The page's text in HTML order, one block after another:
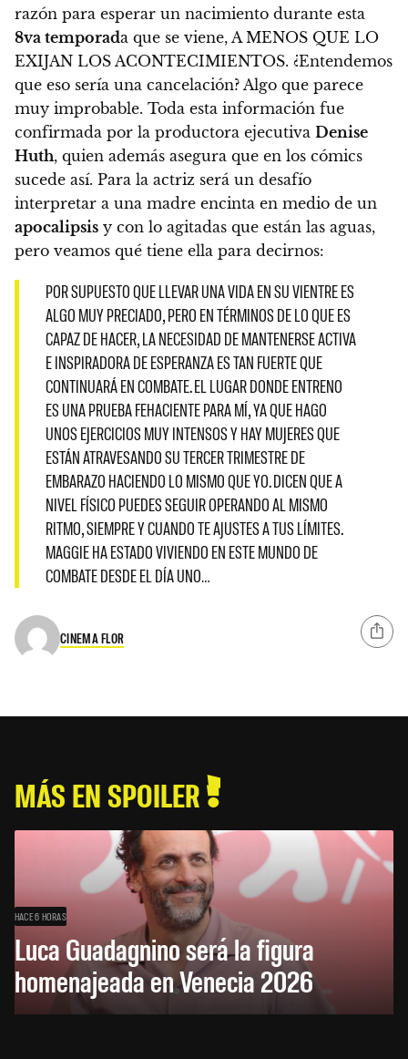
razón para esperar un nacimiento durante esta
8va temporada que se viene, A MENOS QUE LO
EXIJAN LOS ACONTECIMIENTOS. ¿Entendemos
que eso sería una cancelación? Algo que parece
muy improbable. Toda esta información fue
confirmada por la productora ejecutiva Denise
Huth, quien además asegura que en los cómics
sucede así. Para la actriz será un desafío
interpretar a una madre encinta en medio de un
apocalipsis y con lo agitadas que están las aguas,
pero veamos qué tiene ella para decirnos:
POR SUPUESTO QUE LLEVAR UNA VIDA EN SU VIENTRE ES
ALGO MUY PRECIADO, PERO EN TÉRMINOS DE LO QUE ES
CAPAZ DE HACER, LA NECESIDAD DE MANTENERSE ACTIVA
E INSPIRADORA DE ESPERANZA ES TAN FUERTE QUE
CONTINUARÁ EN COMBATE. EL LUGAR DONDE ENTRENO
ES UNA PRUEBA FEHACIENTE PARA MÍ, YA QUE HAGO
UNOS EJERCICIOS MUY INTENSOS Y HAY MUJERES QUE
ESTÁN ATRAVESANDO SU TERCER TRIMESTRE DE
EMBARAZO HACIENDO LO MISMO QUE YO. DICEN QUE A
NIVEL FÍSICO PUEDES SEGUIR OPERANDO AL MISMO
RITMO, SIEMPRE Y CUANDO TE AJUSTES A TUS LÍMITES.
MAGGIE HA ESTADO VIVIENDO EN ESTE MUNDO DE
COMBATE DESDE EL DÍA UNO…
CINEMA FLOR
MÁS EN SPOILER
HACE 6 HORAS
Luca Guadagnino será la figura
homenajeada en Venecia 2026